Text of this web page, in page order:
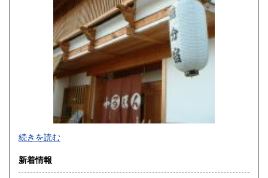
600円
続きを読む
新着情報